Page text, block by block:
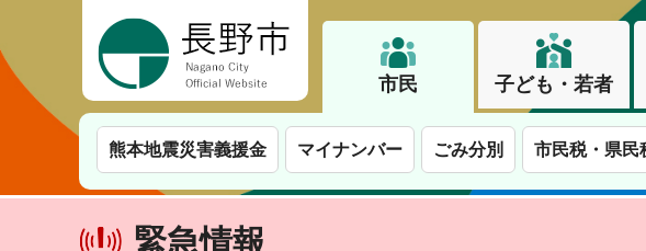
市民 子ども・若者
熊本地震災害義援金 マイナンバー ごみ分別 市民税・県民
緊急情報